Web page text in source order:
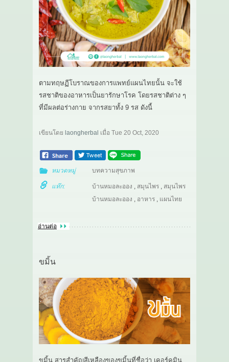
ตามทฤษฏีโบราณของการแพทย์แผนไทยนั้น จะใช้
รสชาติของอาหารเป็นยารักษาโรค โดยรสชาติต่าง ๆ
ที่มีผลต่อร่างกาย จากรสยาทั้ง 9 รส ดังนี้
เขียนโดย laongherbal เมื่อ Tue 20 Oct, 2020
หมวดหมู่ บทความสุขภาพ
แท๊ก: บ้านหมอละออง , สมุนไพร, สมุนไพร
บ้านหมอละออง , อาหาร, แผนไทย
อ่านต่อ
ขมิ้น
ขมิ้น สารสำคัญสีเหลืองของขมิ้นที่ชื่อว่า เคอร์คูมิน